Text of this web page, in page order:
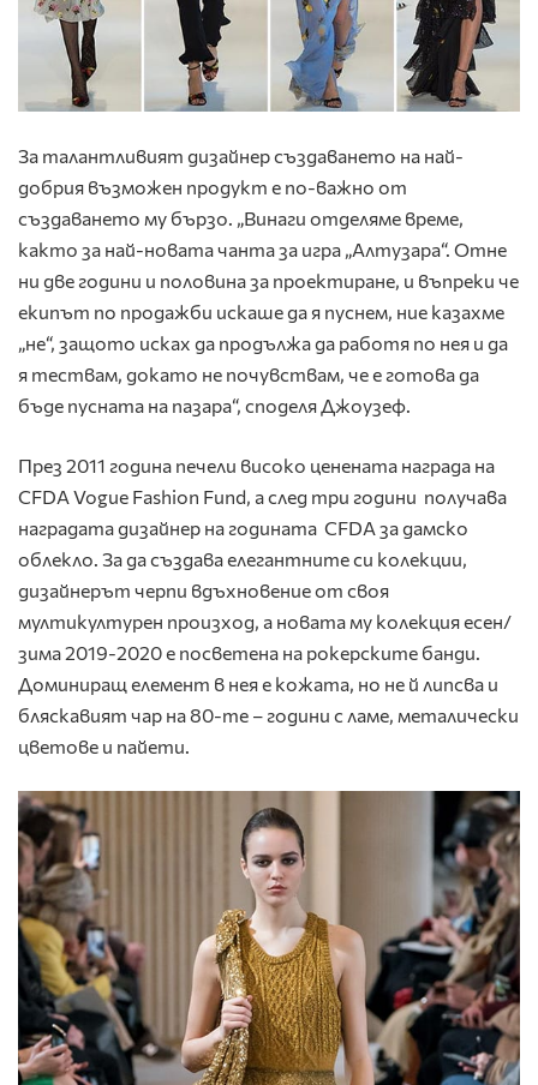
За талантливият дизайнер създаването на най-
добрия възможен продукт е по-важно от
създаването му бързо. „Винаги отделяме време,
както за най-новата чанта за игра „Алтузара“. Отне
ни две години и половина за проектиране, и въпреки че
екипът по продажби искаше да я пуснем, ние казахме
„не“, защото исках да продължа да работя по нея и да
я тествам, докато не почувствам, че е готова да
бъде пусната на пазара“, споделя Джоузеф.
През 2011 година печели високо ценената награда на
CFDA Vogue Fashion Fund, а след три години получава
наградата дизайнер на годината CFDA за дамско
облекло. За да създава елегантните си колекции,
дизайнерът черпи вдъхновение от своя
мултикултурен произход, а новата му колекция есен/
зима 2019-2020 е посветена на рокерските банди.
Доминиращ елемент в нея е кожата, но не й липсва и
бляскавият чар на 80-те – години с ламе, металически
цветове и пайети.